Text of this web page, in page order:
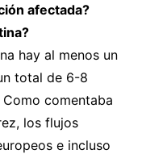
afectada?
hay al menos un
total de 6-8
comentaba
los flujos
e incluso